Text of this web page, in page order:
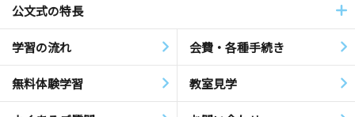
公文式の特長
学習の流れ 会費・各種手続き
無料体験学習 教室見学